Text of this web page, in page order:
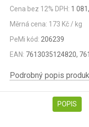
Cena bez 12% DPH: 1
Měrná cena: 173 Kč / kg
PeMi kód: 206239
EAN: 7613035124820,
Podrobný popis
POPIS